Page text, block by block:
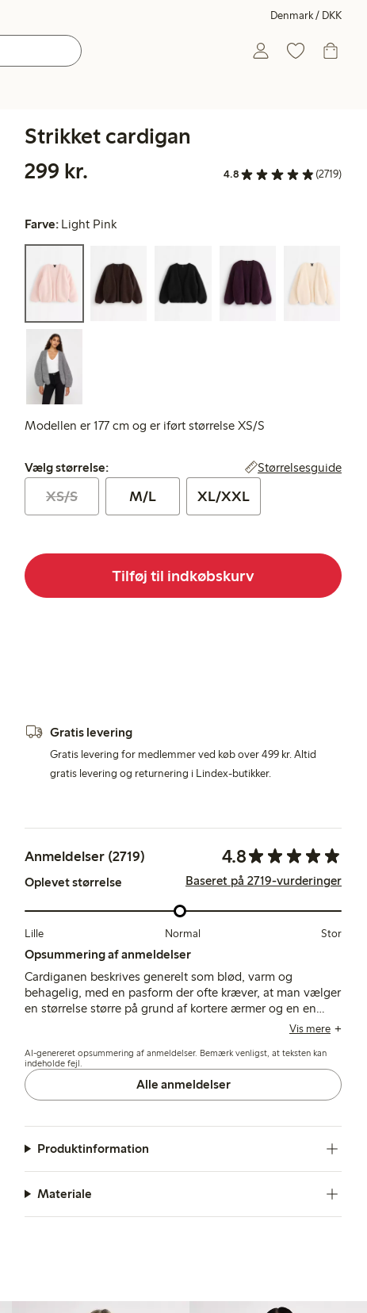
Denmark / DKK
Strikket cardigan
299 kr.
4.8 (2719)
Farve: Light Pink
Modellen er 177 cm og er iført størrelse XS/S
Vælg størrelse:
Vælg størrelse: Størrelsesguide
XS/S M/L XL/XXL
Tilføj til indkøbskurv
Gratis levering
Gratis levering for medlemmer ved køb over 499 kr. Altid
gratis levering og returnering i Lindex-butikker.
Anmeldelser (2719) 4.8
Oplevet størrelse Baseret på 2719-vurderinger
Lille Normal Stor
Opsummering af anmeldelser
Cardiganen beskrives generelt som blød, varm og
behagelig, med en pasform der ofte kræver, at man vælger
en størrelse større på grund af kortere ærmer og en en
smule lille pasform. Kunderne finder den alsidig og
holdbarhed efter vask.
Vis mere
AI-genereret opsummering af anmeldelser. Bemærk venligst, at teksten kan
indeholde fejl.
Alle anmeldelser
Produktinformation
Materiale